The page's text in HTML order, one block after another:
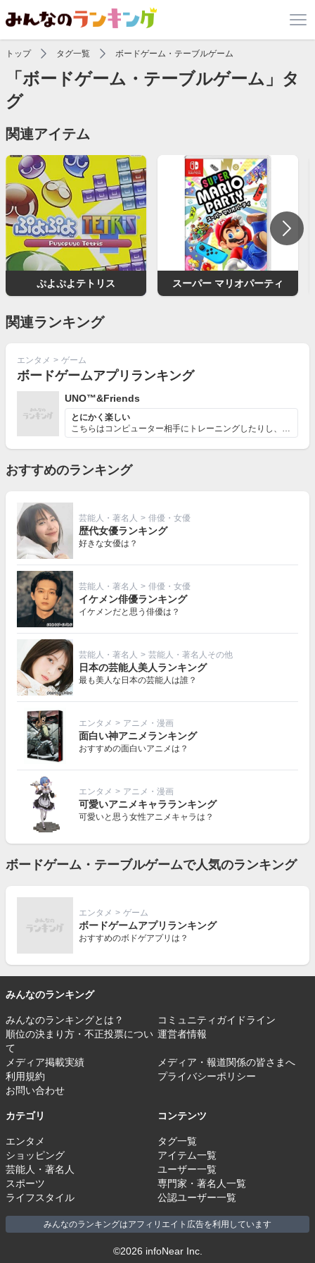
トップ タグ一覧 ボードゲーム・テーブルゲーム
「ボードゲーム・テーブルゲーム」タ
グ
関連アイテム
ぷよぷよテトリス スーパー マリオパーティ
関連ランキング
エンタメ > ゲーム
ボードゲームアプリランキング
UNO™&Friends
とにかく楽しい
こちらはコンピューター相手にトレーニングしたりし、自分...
おすすめのランキング
芸能人・著名人 > 俳優・女優
歴代女優ランキング
好きな女優は？
芸能人・著名人 > 俳優・女優
イケメン俳優ランキング
イケメンだと思う俳優は？
芸能人・著名人 > 芸能人・著名人その他
日本の芸能人美人ランキング
最も美人な日本の芸能人は誰？
エンタメ > アニメ・漫画
面白い神アニメランキング
おすすめの面白いアニメは？
エンタメ > アニメ・漫画
可愛いアニメキャラランキング
可愛いと思う女性アニメキャラは？
ボードゲーム・テーブルゲームで人気のランキング
エンタメ > ゲーム
ボードゲームアプリランキング
おすすめのボドゲアプリは？
みんなのランキング
みんなのランキングとは？
コミュニティガイドライン
順位の決まり方・不正投票につい
て
運営者情報
メディア掲載実績
メディア・報道関係の皆さまへ
利用規約
プライバシーポリシー
お問い合わせ
カテゴリ
エンタメ
ショッピング
芸能人・著名人
スポーツ
ライフスタイル
コンテンツ
タグ一覧
アイテム一覧
ユーザー一覧
専門家・著名人一覧
公認ユーザー一覧
みんなのランキングはアフィリエイト広告を利用しています
©2026 infoNear Inc.